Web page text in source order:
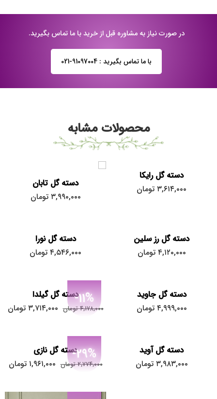
در صورت نیاز به مشاوره قبل از خرید با ما تماس بگیرید.
با ما تماس بگیرید : 91097004-021
محصولات مشابه
دسته گل رایکا
۳,۶۱۴,۰۰۰ تومان دسته گل تابان
۳,۹۹۰,۰۰۰ تومان
دسته گل رز سلین
۴,۱۲۰,۰۰۰ تومان
دسته گل نورا
۴,۵۴۶,۰۰۰ تومان
دسته گل جاوید
۴,۹۹۹,۰۰۰ تومان
-11%دسته گل گیلدا
۴,۱۷۸,۰۰۰ تومان ۳,۷۱۴,۰۰۰ تومان
دسته گل آوید
۳,۹۸۳,۰۰۰ تومان
-29%دسته گل نازی
۲,۷۷۴,۰۰۰ تومان ۱,۹۶۱,۰۰۰ تومان
تاج سر عروس
دستبند عروس